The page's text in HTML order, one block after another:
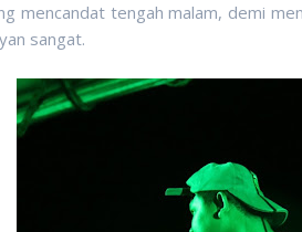
mencandat tengah malam, demi
sangat.